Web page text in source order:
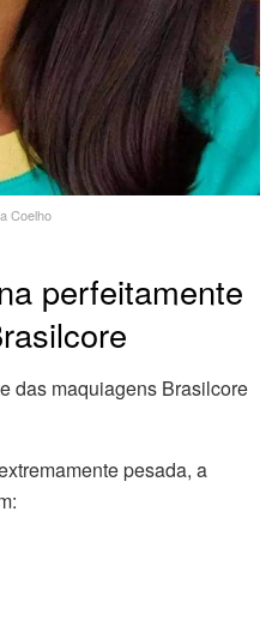
Coelho
perfeitamente
das maquiagens Brasilcore
pesada, a